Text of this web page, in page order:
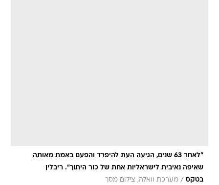
"לאחר 63 שנים, הגיעה העת להיפרד והפעם באמת מאותה
שאיפה נאיבית לישראליות אחת של כור היתוך". ריבלין
בטקס / מערכת וואלה, צילום מסך